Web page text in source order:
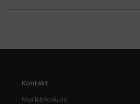
Kontakt
Musikdeko4u.de